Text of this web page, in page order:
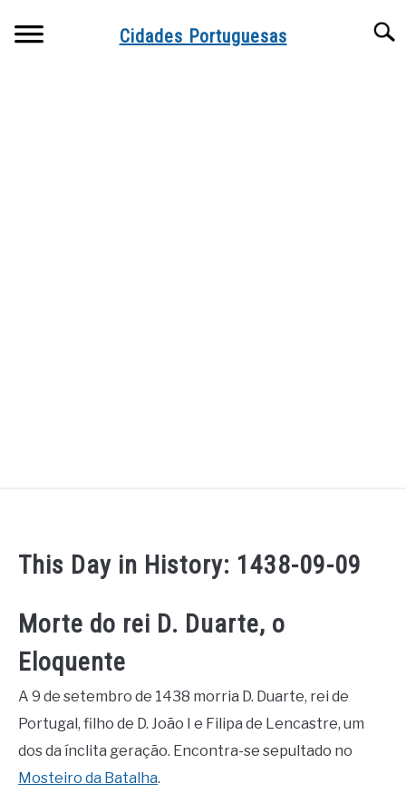
Cidades Portuguesas
This Day in History: 1438-09-09
Morte do rei D. Duarte, o
Eloquente
A 9 de setembro de 1438 morria D. Duarte, rei de
Portugal, filho de D. João I e Filipa de Lencastre, um
dos da ínclita geração. Encontra-se sepultado no
Mosteiro da Batalha.